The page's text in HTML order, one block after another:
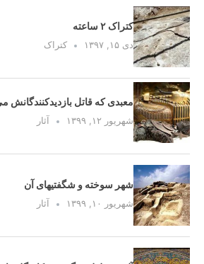
کتراک ۲ ساعته
دی ۱۵, ۱۳۹۷ کتراک
معبدی که قاتل بازدیدکنندگانش
شهریور ۱۲, ۱۳۹۹ آثار
شهر سوخته و شگفتیهای آن
شهریور ۱۰, ۱۳۹۹ آثار